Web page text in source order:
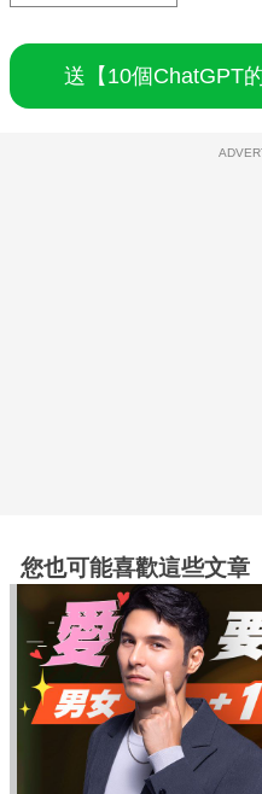
送【10個ChatGPT
您也可能喜歡這些文章